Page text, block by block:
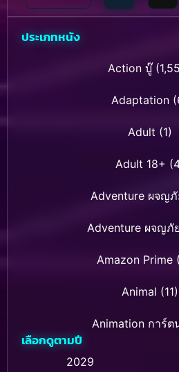
ประเภทหนัง
Action บู๊
Adaptation
Adult (1)
Adult 18+
Adventure ผจญภั
Adventure ผจญภัย
Amazon Prime
Animal (11)
Animation การ์ตู
Animation การ์ตูน
เลือกดูตามปี
2029